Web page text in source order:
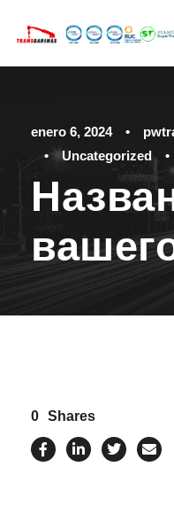
enero 6, 2024 •
•
Uncategorized •
0 Shares